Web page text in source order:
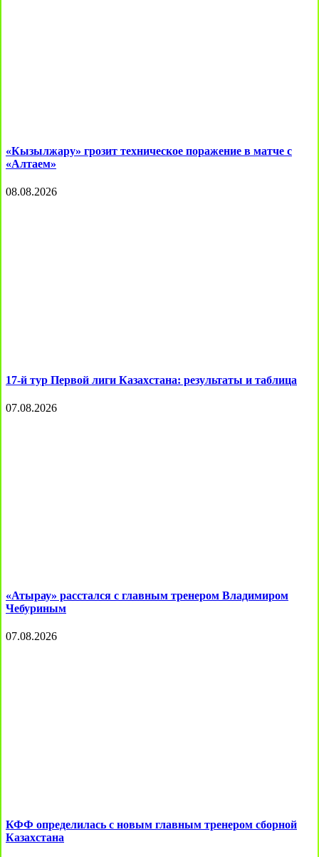
«Кызылжару» грозит техническое поражение в матче с
«Алтаем»
08.08.2026
17-й тур Первой лиги Казахстана: результаты и таблица
07.08.2026
«Атырау» расстался с главным тренером Владимиром
Чебуриным
07.08.2026
КФФ определилась с новым главным тренером сборной
Казахстана